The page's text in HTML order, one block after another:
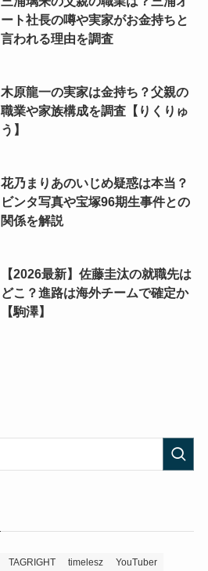
ート社長の噂や実家がお金持ちと
言われる理由を調査
木原龍一の実家は金持ち？父親の
職業や家族構成を調査【りくりゅ
う】
花乃まりあのいじめ疑惑は本当？
ビンタ写真や宝塚96期生事件との
関係を解説
【2026最新】佐藤圭汰の就職先は
どこ？進路は海外チームで確定か
【駒澤】
TAGRIGHT timelesz
YouTuber